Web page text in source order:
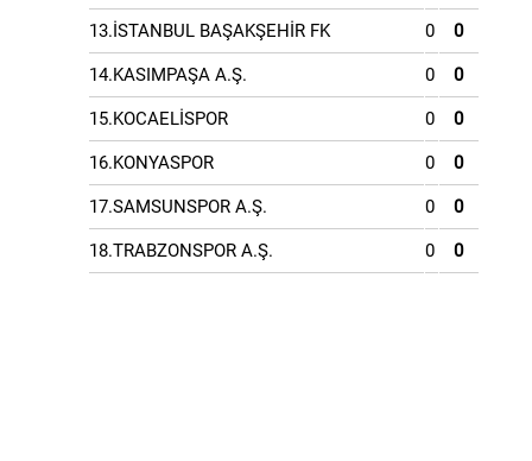
13.İSTANBUL BAŞAKŞEHİR FK 0 0
14.KASIMPAŞA A.Ş. 0 0
15.KOCAELİSPOR 0 0
16.KONYASPOR 0 0
17.SAMSUNSPOR A.Ş. 0 0
18.TRABZONSPOR A.Ş. 0 0